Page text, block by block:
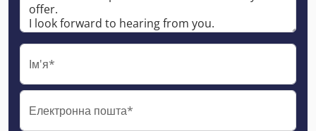
Ім'я*
Електронна пошта*